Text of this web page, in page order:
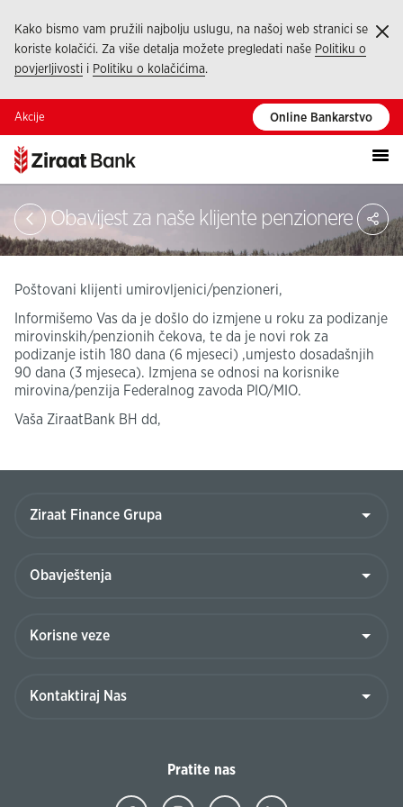
Kako bismo vam pružili najbolju uslugu, na našoj web stranici se
koriste kolačići. Za više detalja možete pregledati naše Politiku o
povjerljivosti i Politiku o kolačićima.
Akcije Online Bankarstvo
Obavijest za naše klijente penzionere
Poštovani klijenti umirovljenici/penzioneri,
Informišemo Vas da je došlo do izmjene u roku za podizanje
mirovinskih/penzionih čekova, te da je novi rok za
podizanje istih 180 dana (6 mjeseci) ,umjesto dosadašnjih
90 dana (3 mjeseca). Izmjena se odnosi na korisnike
mirovina/penzija Federalnog zavoda PIO/MIO.
Vaša ZiraatBank BH dd,
Pratite nas